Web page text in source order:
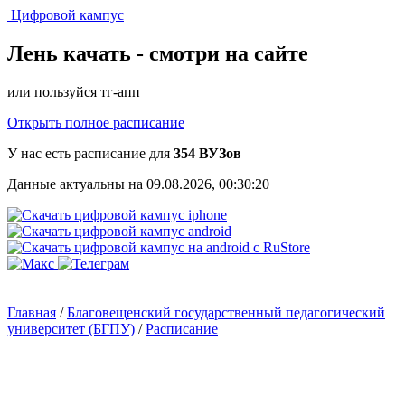
Цифровой кампус
Лень качать - смотри на сайте
или пользуйся тг-апп
Открыть полное расписание
У нас есть расписание для 354 ВУЗов
Данные актуальны на 09.08.2026, 00:30:20
Главная /Благовещенский государственный педагогический
университет (БГПУ) /Расписание